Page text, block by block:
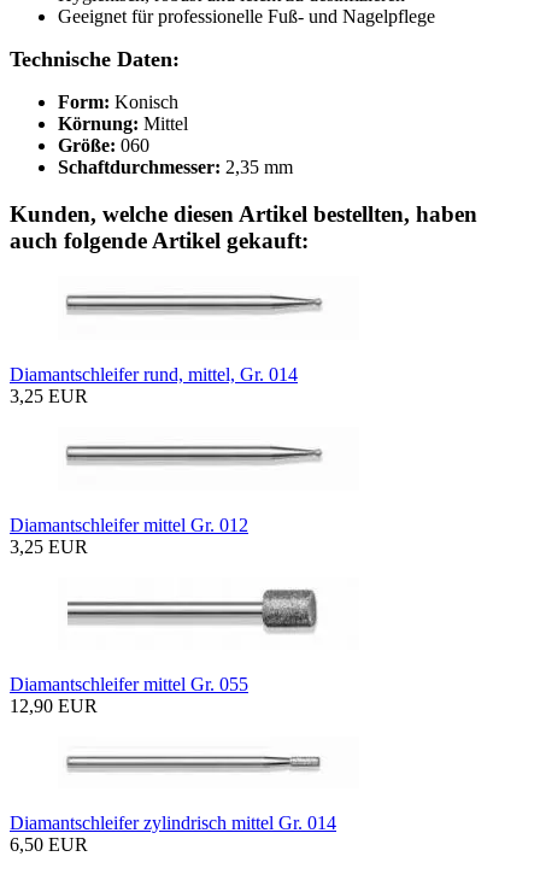
Geeignet für professionelle Fuß- und Nagelpflege
Technische Daten:
Form: Konisch
Körnung: Mittel
Größe: 060
Schaftdurchmesser: 2,35 mm
Kunden, welche diesen Artikel bestellten, haben
auch folgende Artikel gekauft:
Diamantschleifer rund, mittel, Gr. 014
3,25 EUR
Diamantschleifer mittel Gr. 012
3,25 EUR
Diamantschleifer mittel Gr. 055
12,90 EUR
Diamantschleifer zylindrisch mittel Gr. 014
6,50 EUR